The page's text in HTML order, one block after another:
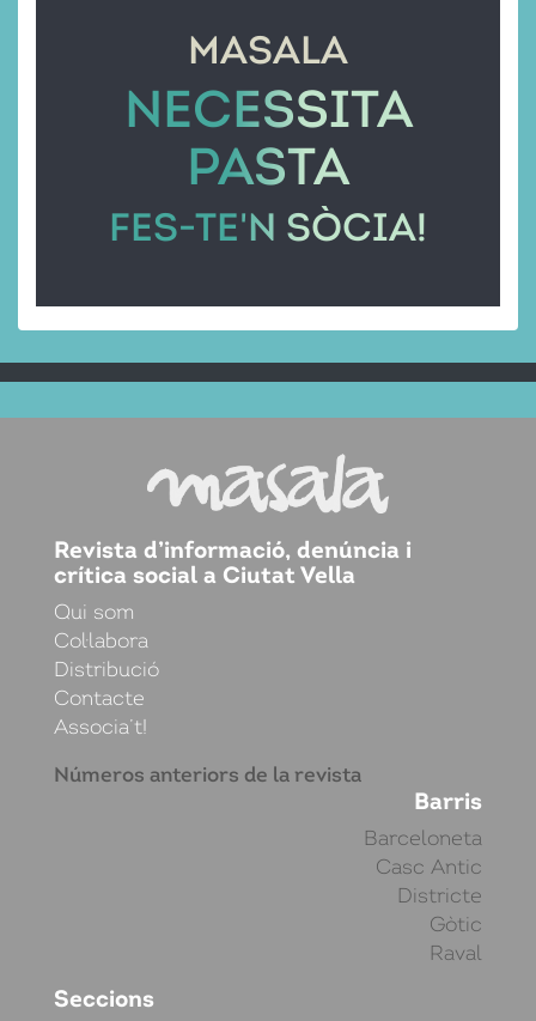
MASALA
NECESSITA
PASTA
FES-TE'N SÒCIA!
Revista d’informació, denúncia i
crítica social a Ciutat Vella
Qui som
Col·labora
Distribució
Contacte
Associa’t!
Números anteriors de la revista
Barris
Barceloneta
Casc Antic
Districte
Gòtic
Raval
Seccions